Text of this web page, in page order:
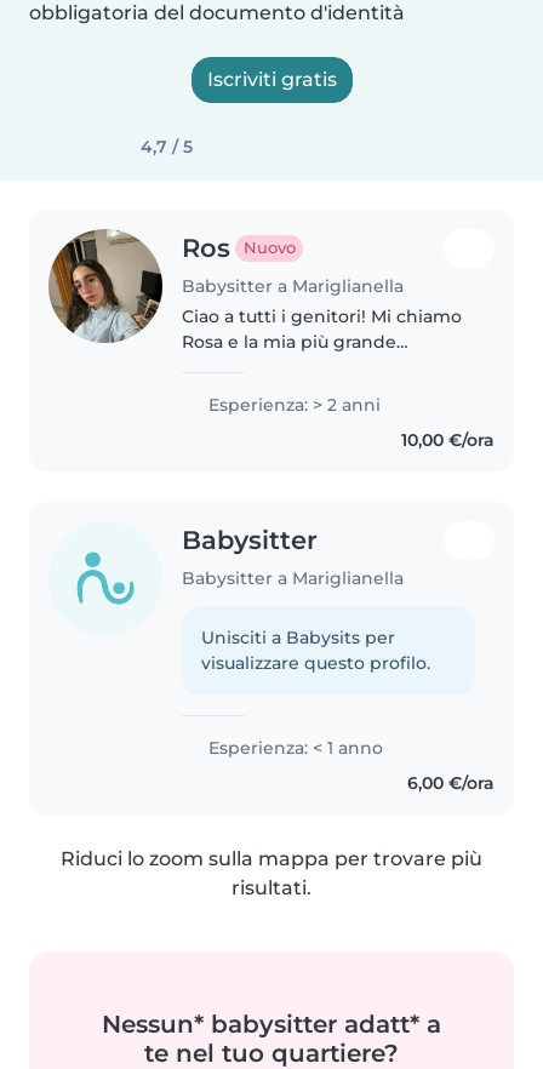
obbligatoria del documento d'identità
Iscriviti gratis
4,7 / 5
Ros Nuovo
Babysitter a Mariglianella
Ciao a tutti i genitori! Mi chiamo
Rosa e la mia più grande
bambini. Trascorrere del tempo
con loro, aiutarli a crescere e
vedere i loro sorrisi è ciò che..
Esperienza: > 2 anni
10,00 €/ora
Babysitter
Babysitter a Mariglianella
Unisciti a Babysits per
visualizzare questo profilo.
Esperienza: < 1 anno
6,00 €/ora
Riduci lo zoom sulla mappa per trovare più
risultati.
Nessun* babysitter adatt* a
te nel tuo quartiere?